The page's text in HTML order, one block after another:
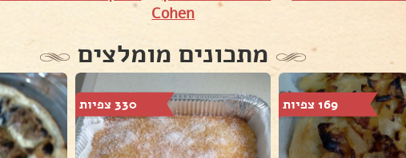
Cohen
מתכונים מומלצים
169 צפיות 330 צפיות